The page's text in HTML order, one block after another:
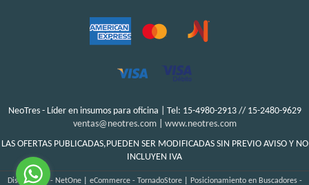
NeoTres - Líder en insumos para oficina | Tel: 15-4980-2913 // 15-2480-9629
ventas@neotres.com| www.neotres.com
LAS OFERTAS PUBLICADAS,PUEDEN SER MODIFICADAS SIN PREVIO AVISO Y NO
INCLUYEN IVA
Diseño Web - NetOne| eCommerce - TornadoStore| Posicionamiento en Buscadores -